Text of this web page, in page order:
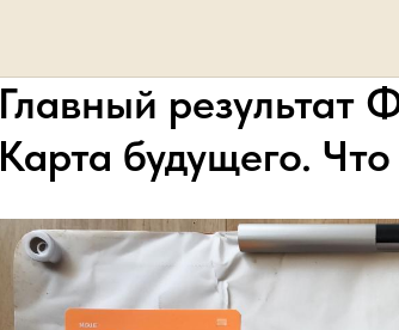
Главный результат
Карта будущего.